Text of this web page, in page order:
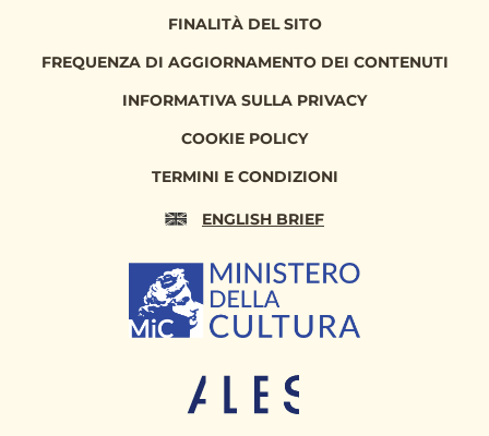
FINALITÀ DEL SITO
FREQUENZA DI AGGIORNAMENTO DEI CONTENUTI
INFORMATIVA SULLA PRIVACY
COOKIE POLICY
TERMINI E CONDIZIONI
ENGLISH BRIEF